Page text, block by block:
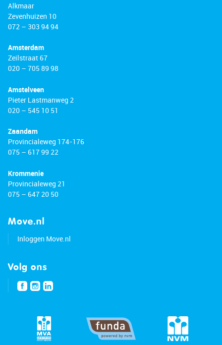
Alkmaar
Zevenhuizen 10
072 – 303 94 94
Amsterdam
Zeilstraat 67
020 – 705 89 98
Amstelveen
Pieter Lastmanweg 2
020 – 545 10 51
Zaandam
Provincialeweg 174-176
075 – 617 99 22
Krommenie
Provincialeweg 21
075 – 647 20 50
Move.nl
Inloggen Move.nl
Volg ons